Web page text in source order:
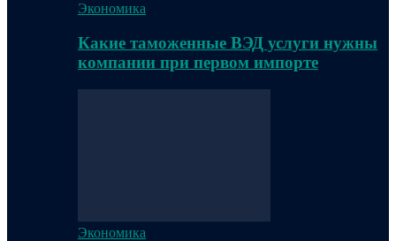
Экономика
Какие таможенные ВЭД услуги нужны
компании при первом импорте
Экономика